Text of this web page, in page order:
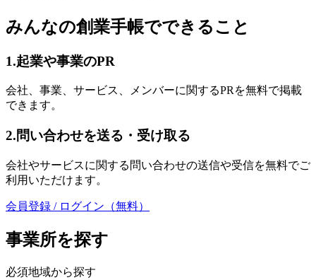
みんなの創業手帳でできること
1.起業や事業のPR
会社、事業、サービス、メンバーに関するPRを無料で掲載
できます。
2.問い合わせを送る・受け取る
会社やサービスに関する問い合わせの送信や受信を無料でご
利用いただけます。
会員登録 / ログイン（無料）
事業所を探す
必須地域から探す